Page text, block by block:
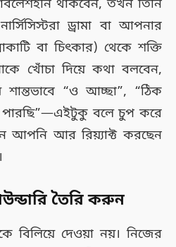
থাকবেন, তখন তিনি
ড্রামা বা আপনার
বা চিৎকার) থেকে শক্তি
খোঁচা দিয়ে কথা বলবেন,
“ও আচ্ছা”, “ঠিক
বলে চুপ করে
আপনি আর রিয়্যাক্ট করছেন
তৈরি করুন
বিলিয়ে দেওয়া নয়। নিজের